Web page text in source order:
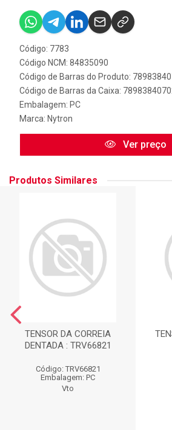
Código: 7783
Código NCM: 84835090
Código de Barras do Produto:
Código de Barras da Caixa:
Embalagem: PC
Marca: Nytron
Ver preço
Produtos Similares
TENSOR DA CORREIA
DENTADA : TRV66821
Código: TRV66821
Embalagem: PC
Vto